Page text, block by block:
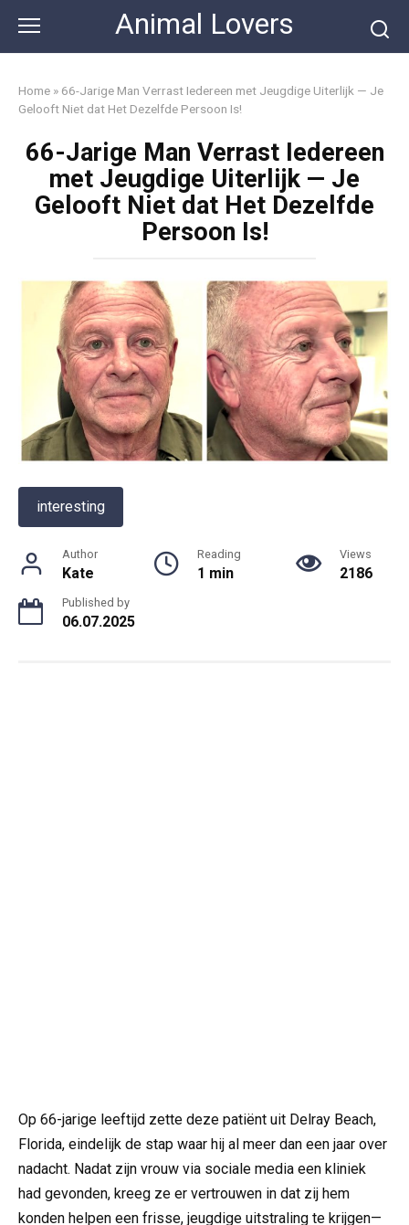
content
Animal Lovers
Home » 66-Jarige Man Verrast Iedereen met Jeugdige Uiterlijk — Je
Gelooft Niet dat Het Dezelfde Persoon Is!
66-Jarige Man Verrast Iedereen
met Jeugdige Uiterlijk — Je
Gelooft Niet dat Het Dezelfde
Persoon Is!
interesting
Author
Kate
Reading
1 min
Views
2186
Published by
06.07.2025
Op 66-jarige leeftijd zette deze patiënt uit Delray Beach,
Florida, eindelijk de stap waar hij al meer dan een jaar over
nadacht. Nadat zijn vrouw via sociale media een kliniek
had gevonden, kreeg ze er vertrouwen in dat zij hem
konden helpen een frisse, jeugdige uitstraling te krijgen—